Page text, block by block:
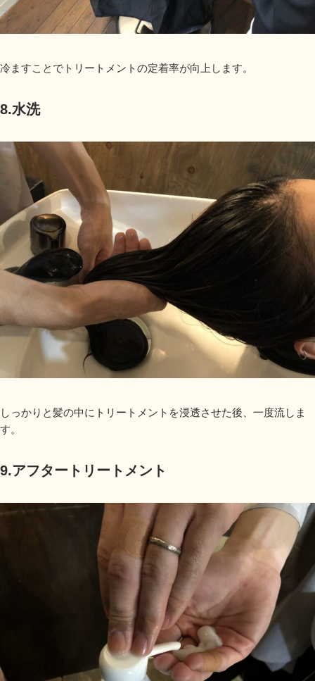
冷ますことでトリートメントの定着率が向上します。
8.水洗
しっかりと髪の中にトリートメントを浸透させた後、一度流しま
す。
9.アフタートリートメント